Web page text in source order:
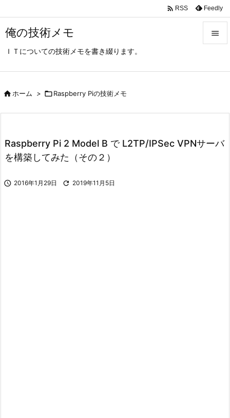
俺の技術メモ
ＩＴについての技術メモを書き綴ります。

次へ
 RSS Feedly
ホーム > Raspberry Piの技術メモ
Raspberry Pi 2 Model B で L2TP/IPSec VPNサーバ
を構築してみた（その２）
 2016年1月29日  2019年11月5日